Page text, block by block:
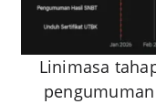
Linimasa